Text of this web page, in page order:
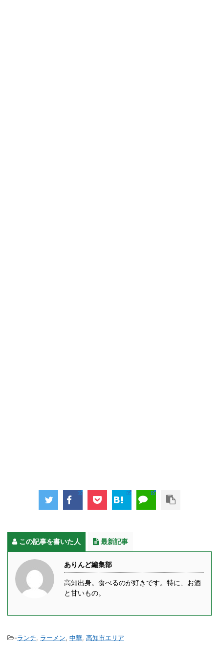
この記事を書いた人 最新記事
ありんど編集部
高知出身。食べるのが好きです。特に、お酒
と甘いもの。
-ランチ, ラーメン, 中華, 高知市エリア